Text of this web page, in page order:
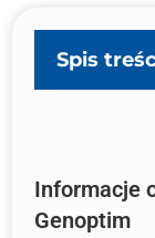
Spis
Informacje
Genoptim